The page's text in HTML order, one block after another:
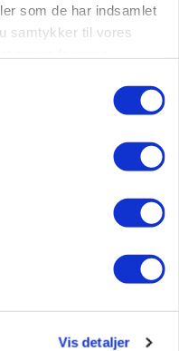
som de har indsamlet
samtykker til vores
Vis detaljer
til at